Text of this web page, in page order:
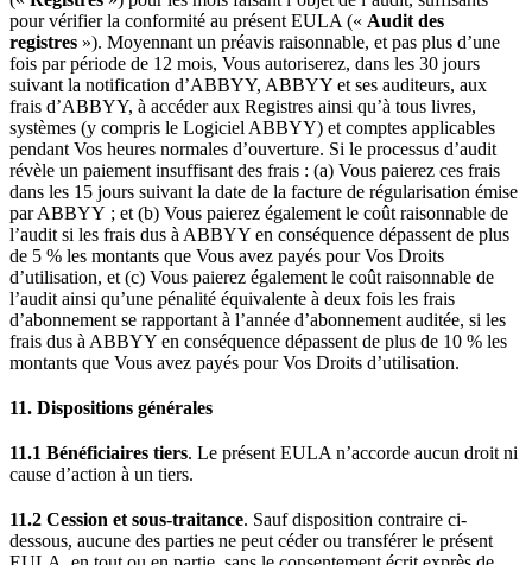
pour vérifier la conformité au présent EULA (« Audit des
registres »). Moyennant un préavis raisonnable, et pas plus d’une
fois par période de 12 mois, Vous autoriserez, dans les 30 jours
suivant la notification d’ABBYY, ABBYY et ses auditeurs, aux
frais d’ABBYY, à accéder aux Registres ainsi qu’à tous livres,
systèmes (y compris le Logiciel ABBYY) et comptes applicables
pendant Vos heures normales d’ouverture. Si le processus d’audit
révèle un paiement insuffisant des frais : (a) Vous paierez ces frais
dans les 15 jours suivant la date de la facture de régularisation émise
par ABBYY ; et (b) Vous paierez également le coût raisonnable de
l’audit si les frais dus à ABBYY en conséquence dépassent de plus
de 5 % les montants que Vous avez payés pour Vos Droits
d’utilisation, et (c) Vous paierez également le coût raisonnable de
l’audit ainsi qu’une pénalité équivalente à deux fois les frais
d’abonnement se rapportant à l’année d’abonnement auditée, si les
frais dus à ABBYY en conséquence dépassent de plus de 10 % les
montants que Vous avez payés pour Vos Droits d’utilisation.
11. Dispositions générales
11.1 Bénéficiaires tiers. Le présent EULA n’accorde aucun droit ni
cause d’action à un tiers.
11.2 Cession et sous-traitance. Sauf disposition contraire ci-
dessous, aucune des parties ne peut céder ou transférer le présent